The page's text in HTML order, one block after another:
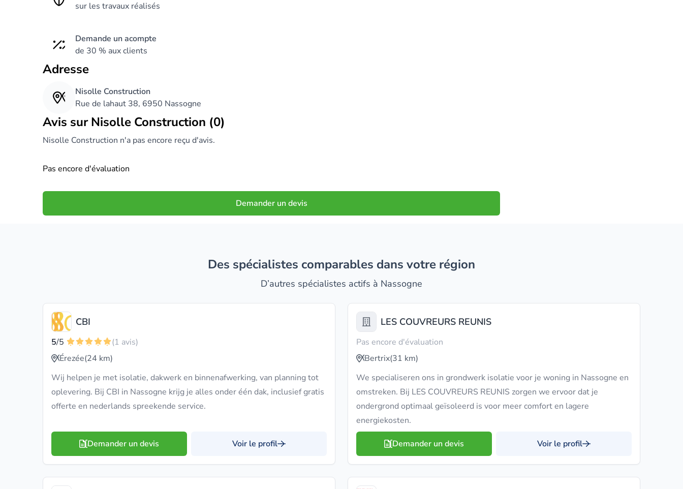
sur les travaux réalisés
Demande un acompte
de 30 % aux clients
Adresse
Nisolle Construction
Rue de lahaut 38, 6950 Nassogne
Avis sur Nisolle Construction (0)
Nisolle Construction n'a pas encore reçu d'avis.
Pas encore d'évaluation
Demander un devis
Des spécialistes comparables dans votre région
D’autres spécialistes actifs à Nassogne
CBI
5/5
(1 avis)
Érezée(24 km)
Wij helpen je met isolatie, dakwerk en binnenafwerking, van planning tot
oplevering. Bij CBI in Nassogne krijg je alles onder één dak, inclusief gratis
offerte en nederlands spreekende service.
Demander un devis Voir le profil
LES COUVREURS REUNIS
Pas encore d'évaluation
Bertrix(31 km)
We specialiseren ons in grondwerk isolatie voor je woning in Nassogne en
omstreken. Bij LES COUVREURS REUNIS zorgen we ervoor dat je
ondergrond optimaal geïsoleerd is voor meer comfort en lagere
energiekosten.
Demander un devis Voir le profil